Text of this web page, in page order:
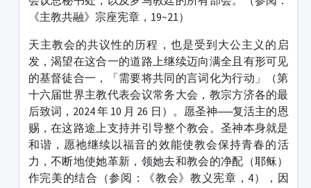
《主教共融》宗座宪章，19~21）
天主教会的共议性的历程，也是受到大公主义的启
发，渴望在这合一的道路上继续迈向满全且有形可见
的基督徒合一，「需要将共同的言词化为行动」（第
十六届世界主教代表会议常务大会，教宗方济各的最
后致词，2024 年 10 月 26 日）。愿圣神──复活主的恩
赐，在这路途上支持并引导整个教会。圣神本身就是
和谐，愿祂继续以福音的效能使教会保持青春的活
力，不断地使她革新，领她去和教会的净配（耶稣）
作完美的结合（参阅：《教会》教义宪章，4），因